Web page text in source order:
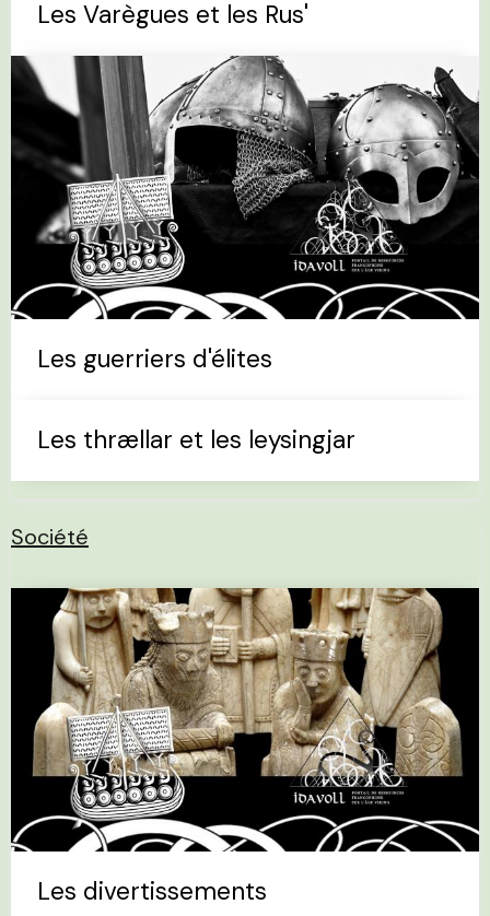
Les Varègues et les Rus'
Les guerriers d'élites
Les thrællar et les leysingjar
Société
Les divertissements